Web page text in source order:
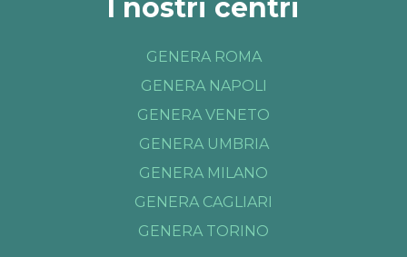
I nostri centri
GENERA ROMA
GENERA NAPOLI
GENERA VENETO
GENERA UMBRIA
GENERA MILANO
GENERA CAGLIARI
GENERA TORINO